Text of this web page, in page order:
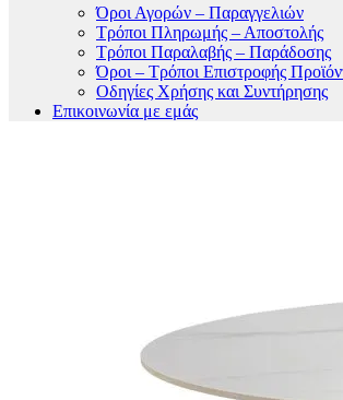
Όροι Αγορών – Παραγγελιών
Τρόποι Πληρωμής – Αποστολής
Τρόποι Παραλαβής – Παράδοσης
Όροι – Τρόποι Επιστροφής
Οδηγίες Χρήσης και Συντήρησης
Επικοινωνία με εμάς